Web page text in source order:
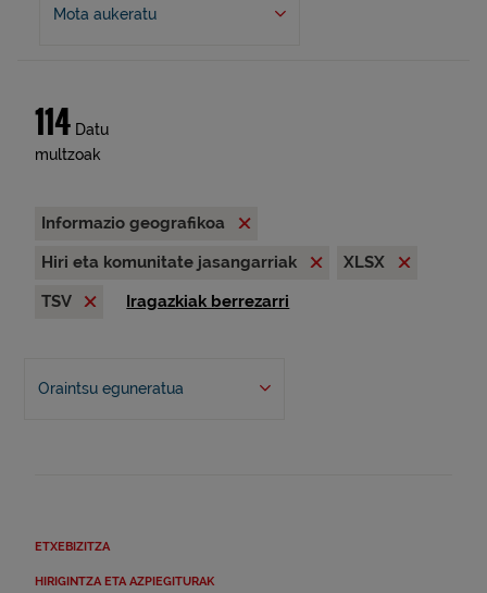
Mota aukeratu
114 Datu
multzoak
Informazio geografikoa
Hiri eta komunitate jasangarriak
XLSX
TSV
Iragazkiak berrezarri
Oraintsu eguneratua
ETXEBIZITZA
HIRIGINTZA ETA AZPIEGITURAK